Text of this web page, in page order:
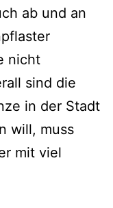
ab und an
nicht
sind die
in der Stadt
will, muss
mit viel